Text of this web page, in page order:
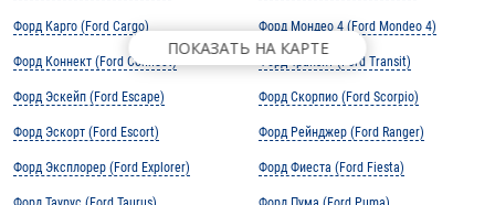
ПОКАЗАТЬ НА КАРТЕ
Форд Карго (Ford Cargo)
Форд Коннект (Ford Connect)
Форд Эскейп (Ford Escape)
Форд Эскорт (Ford Escort)
Форд Эксплорер (Ford Explorer)
Форд Мондео 4 (Ford Mondeo 4)
Форд Транзит (Ford Transit)
Форд Скорпио (Ford Scorpio)
Форд Рейнджер (Ford Ranger)
Форд Фиеста (Ford Fiesta)